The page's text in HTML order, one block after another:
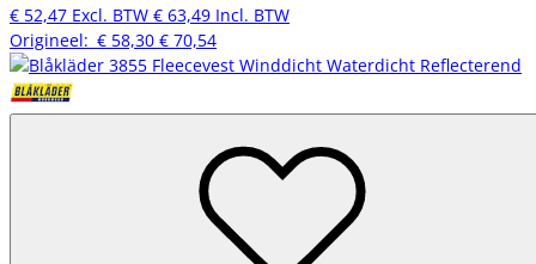
€ 52,47 Excl. BTW € 63,49 Incl. BTW
Origineel: € 58,30 € 70,54